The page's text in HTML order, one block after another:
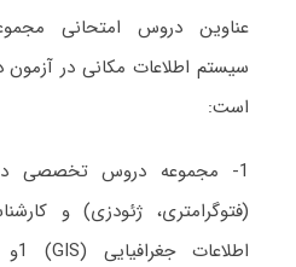
عناوین دروس امتحانی
است:
1- مجموعه دروس تخصصی
(فتوگرامتری، ژئودزی) و